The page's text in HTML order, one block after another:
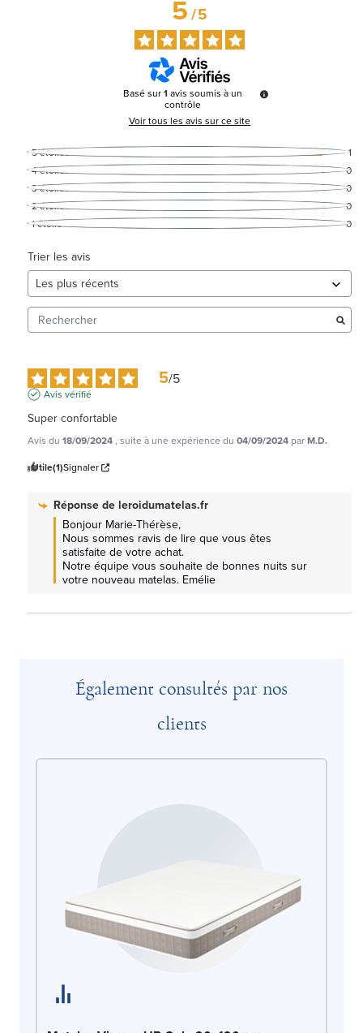
5/5
Basé sur1avis soumis à un
contrôle
Voir tous les avis sur ce site
5étoiles
1
4étoiles
0
3étoiles
0
2étoiles
0
1étoile 0
Trier les avis
5/5
Avis vérifié
Super confortable
Avis du 18/09/2024, suite à une expérience du 04/09/2024 parM.D.
Utile(1)Signaler
Réponse deleroidumatelas.fr
Bonjour Marie-Thérèse,
Nous sommes ravis de lire que vous êtes
satisfaite de votre achat.
Notre équipe vous souhaite de bonnes nuits sur
votre nouveau matelas. Emélie
Également consultés par nos
clients